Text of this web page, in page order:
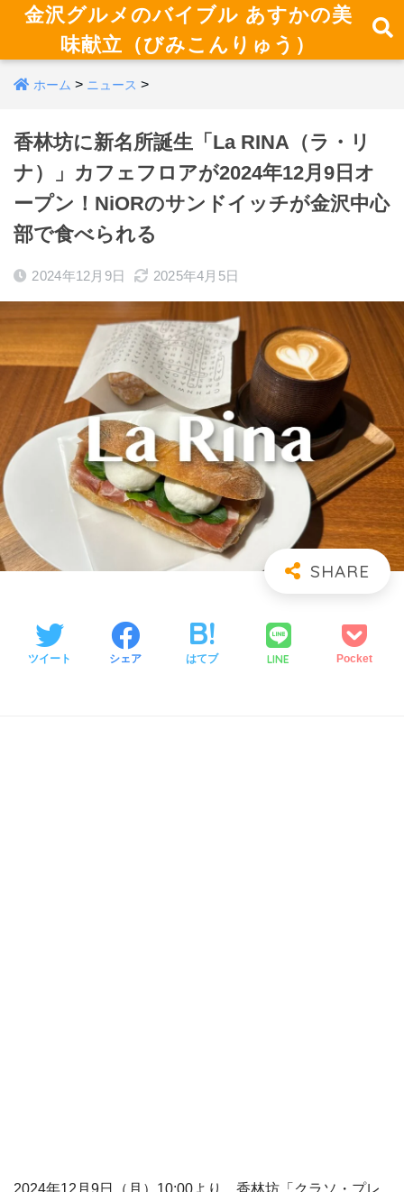
金沢グルメのバイブル あすかの美
味献立（びみこんりゅう）
ホーム > ニュース >
香林坊に新名所誕生「La RINA（ラ・リ
ナ）」カフェフロアが2024年12月9日オ
ープン！NiORのサンドイッチが金沢中心
部で食べられる
2024年12月9日 2025年4月5日
ツイート シェア はてブ LINE Pocket
2024年12月9日（月）10:00より、香林坊「クラソ・プレ